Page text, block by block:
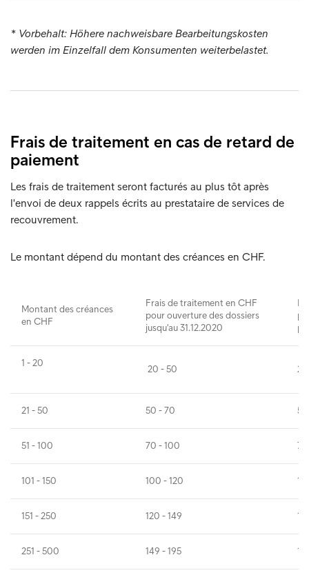
* Vorbehalt: Höhere nachweisbare Bearbeitungskosten
werden im Einzelfall dem Konsumenten weiterbelastet.
Frais de traitement en cas de retard de
paiement
Les frais de traitement seront facturés au plus tôt après
l'envoi de deux rappels écrits au prestataire de services de
recouvrement.
Le montant dépend du montant des créances en CHF.
Montant des créances
en CHF
Frais de traitement en CHF
pour ouverture des dossiers
jusqu'au 31.12.2020
1 - 20
20 - 50
21 - 50 50 - 70
51 - 100 70 - 100
101 - 150 100 - 120
151 - 250 120 - 149
251 - 500 149 - 195